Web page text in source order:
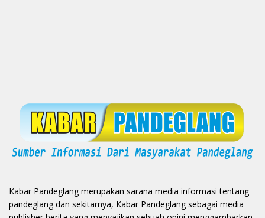
Kabar Pandeglang merupakan sarana media informasi tentang
pandeglang dan sekitarnya, Kabar Pandeglang sebagai media